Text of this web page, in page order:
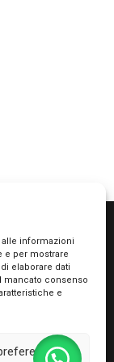
informazioni
e per mostrare
elaborare dati
mancato consenso
e
la
hai